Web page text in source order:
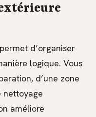
d’organiser
logique. Vous
d’une zone
nettoyage
améliore